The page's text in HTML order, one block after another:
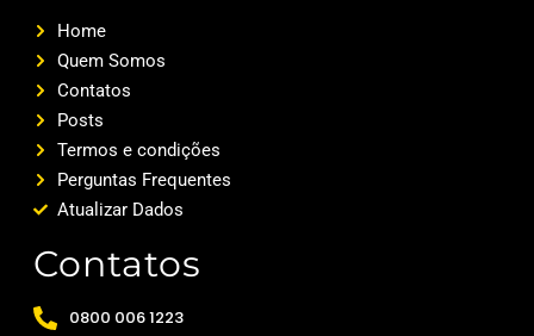
Home
Quem Somos
Contatos
Posts
Termos e condições
Perguntas Frequentes
Atualizar Dados
Contatos
0800 006 1223